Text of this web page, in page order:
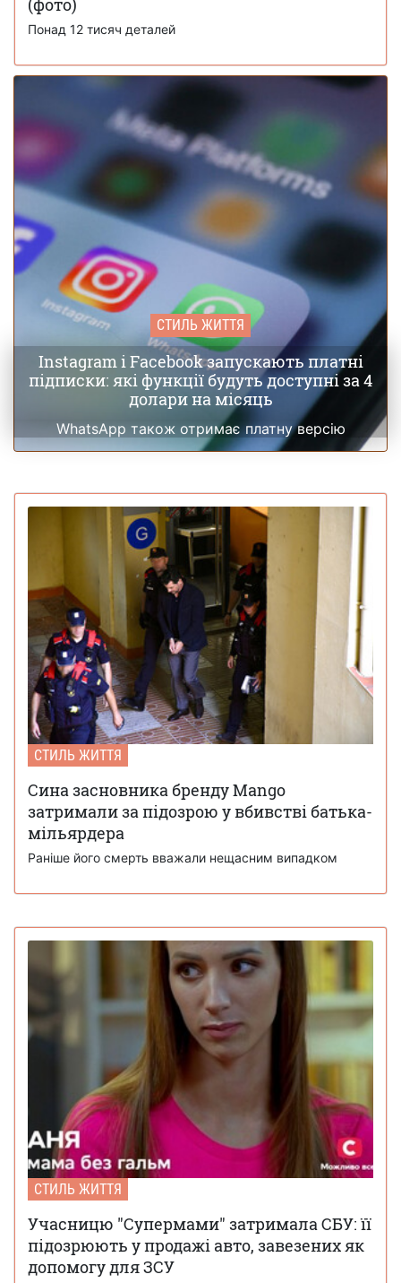
28 листопада 16:12
фото 2025 року – п'ять із них зроблено в Україні
(фото)
Понад 12 тисяч деталей
СТИЛЬ ЖИТТЯ
Instagram і Facebook запускають платні
підписки: які функції будуть доступні за 4
долари на місяць
WhatsApp також отримає платну версію
СТИЛЬ ЖИТТЯ
Сина засновника бренду Mango
затримали за підозрою у вбивстві батька-
мільярдера
Раніше його смерть вважали нещасним випадком
СТИЛЬ ЖИТТЯ
Учасницю "Супермами" затримала СБУ: її
підозрюють у продажі авто, завезених як
допомогу для ЗСУ